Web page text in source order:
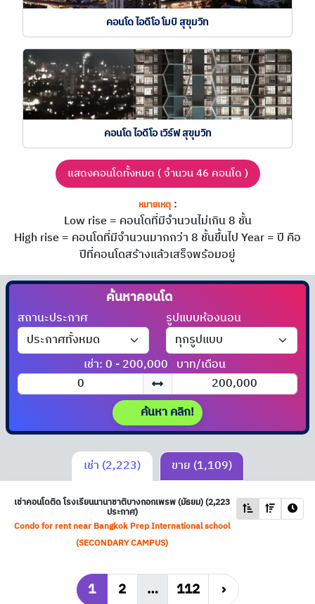
คอนโด ไอดีโอ โมบิ สุขุมวิท
คอนโด ไอดีโอ เวิร์ฟ สุขุมวิท
แสดงคอนโดทั้งหมด ( จำนวน 46 คอนโด )
หมายเหตุ:
Low rise = คอนโดที่มีจำนวนไม่เกิน 8 ชั้น
High rise = คอนโดที่มีจำนวนมากกว่า 8 ชั้นขึ้นไปYear = ปี คือ
ปีที่คอนโดสร้างแล้วเสร็จพร้อมอยู่
ค้นหาคอนโด
สถานะประกาศ รูปแบบห้องนอน
เช่า: 0 - 200,000 บาท/เดือน
ค้นหา คลิก!
เช่า (2,223) ขาย (1,109)
เช่าคอนโดติด โรงเรียนนานาชาติบางกอกเพรพ (มัธยม) (2,223
ประกาศ)
Condo for rent near Bangkok Prep International school
(SECONDARY CAMPUS)
1 2 … 112 ›